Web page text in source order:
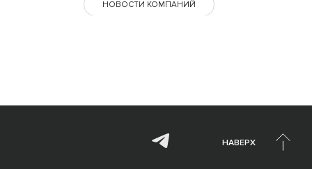
НОВОСТИ КОМПАНИЙ
НАВЕРХ